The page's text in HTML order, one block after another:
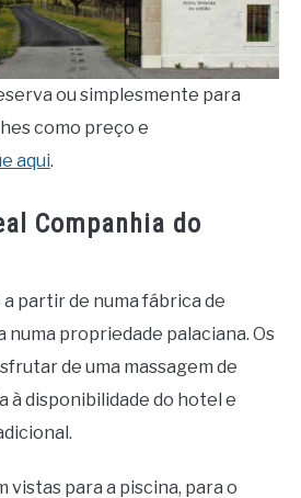
ou simplesmente para
como preço e
aqui.
Companhia do
partir de numa fábrica de
propriedade palaciana. Os
de uma massagem de
à disponibilidade do hotel e
vistas para a piscina, para o